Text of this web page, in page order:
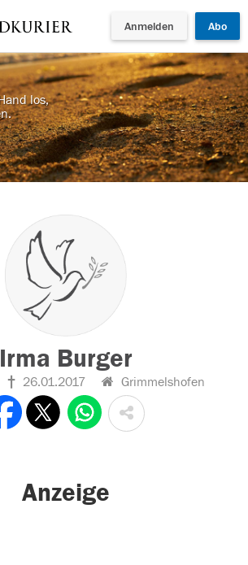
Anmelden Abo
los,
Irma Burger
26.01.2017 Grimmelshofen
Anzeige